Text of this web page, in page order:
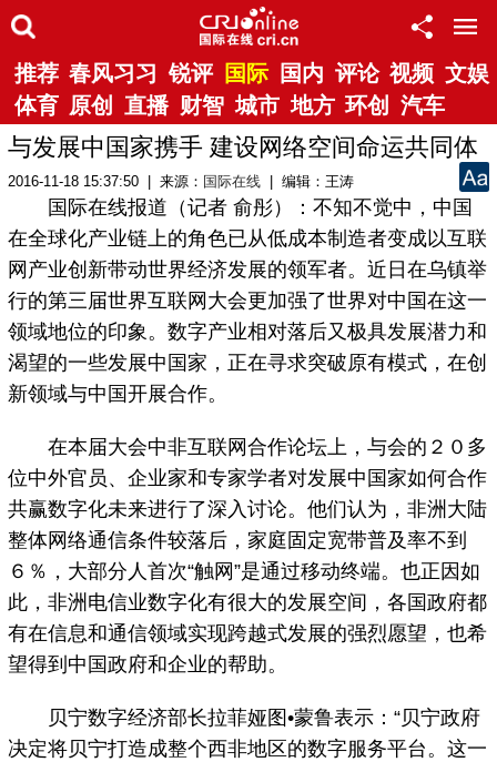
推荐 春风习习 锐评 国际 国内 评论 视频 文娱
体育 原创 直播 财智 城市 地方 环创 汽车
与发展中国家携手 建设网络空间命运共同体
2016-11-18 15:37:50 | 来源： 国际在线 | 编辑：王涛
国际在线报道（记者 俞彤）：不知不觉中，中国
在全球化产业链上的角色已从低成本制造者变成以互联
网产业创新带动世界经济发展的领军者。近日在乌镇举
行的第三届世界互联网大会更加强了世界对中国在这一
领域地位的印象。数字产业相对落后又极具发展潜力和
渴望的一些发展中国家，正在寻求突破原有模式，在创
新领域与中国开展合作。
在本届大会中非互联网合作论坛上，与会的２０多
位中外官员、企业家和专家学者对发展中国家如何合作
共赢数字化未来进行了深入讨论。他们认为，非洲大陆
整体网络通信条件较落后，家庭固定宽带普及率不到
６％，大部分人首次“触网”是通过移动终端。也正因如
此，非洲电信业数字化有很大的发展空间，各国政府都
有在信息和通信领域实现跨越式发展的强烈愿望，也希
望得到中国政府和企业的帮助。
贝宁数字经济部长拉菲娅图•蒙鲁表示：“贝宁政府
决定将贝宁打造成整个西非地区的数字服务平台。这一